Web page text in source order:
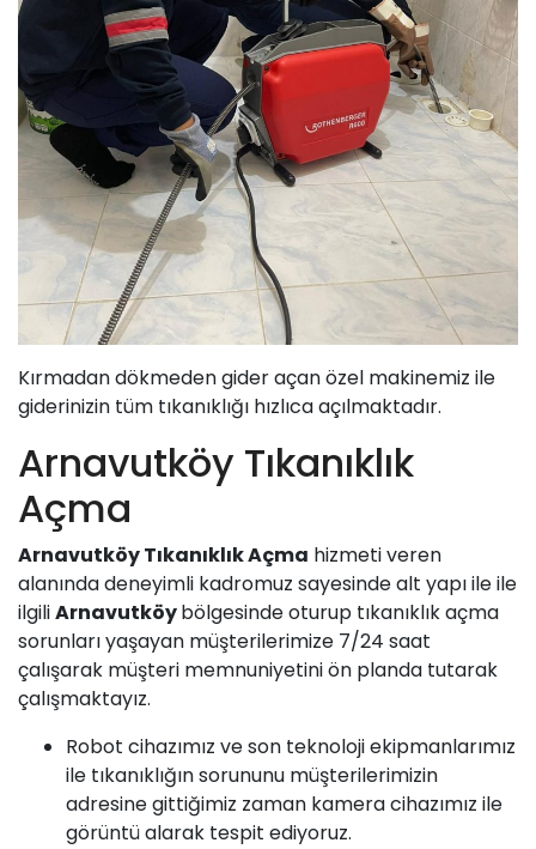
Kırmadan dökmeden gider açan özel makinemiz ile
giderinizin tüm tıkanıklığı hızlıca açılmaktadır.
Arnavutköy Tıkanıklık
Açma
Arnavutköy Tıkanıklık Açma hizmeti veren
alanında deneyimli kadromuz sayesinde alt yapı ile ile
ilgiliArnavutköybölgesinde oturup tıkanıklık açma
sorunları yaşayan müşterilerimize 7/24 saat
çalışarak müşteri memnuniyetini ön planda tutarak
çalışmaktayız.
Robot cihazımız ve son teknoloji ekipmanlarımız
ile tıkanıklığın sorununu müşterilerimizin
adresine gittiğimiz zaman kamera cihazımız ile
görüntü alarak tespit ediyoruz.